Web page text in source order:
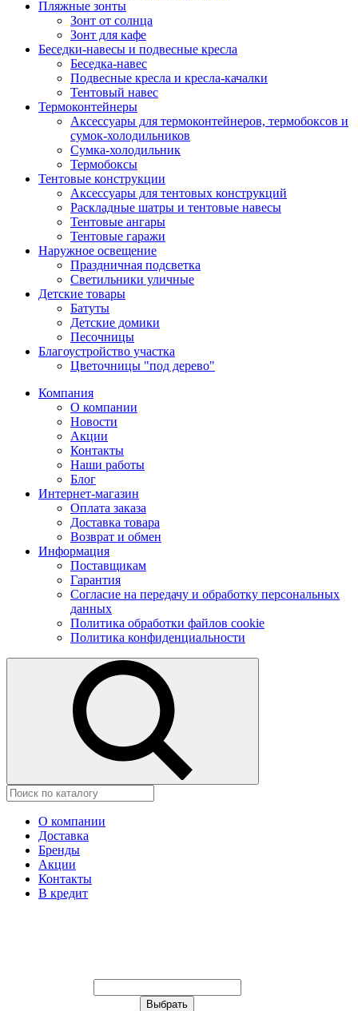
Пляжные зонты
Зонт от солнца
Зонт для кафе
Беседки-навесы и подвесные кресла
Беседка-навес
Подвесные кресла и кресла-качалки
Тентовый навес
Термоконтейнеры
Аксессуары для термоконтейнеров, термобоксов и
сумок-холодильников
Сумка-холодильник
Термобоксы
Тентовые конструкции
Аксессуары для тентовых конструкций
Раскладные шатры и тентовые навесы
Тентовые ангары
Тентовые гаражи
Наружное освещение
Праздничная подсветка
Светильники уличные
Детские товары
Батуты
Детские домики
Песочницы
Благоустройство участка
Цветочницы "под дерево"
Компания
О компании
Новости
Акции
Контакты
Наши работы
Блог
Интернет-магазин
Оплата заказа
Доставка товара
Возврат и обмен
Информация
Поставщикам
Гарантия
Согласие на передачу и обработку персональных
данных
Политика обработки файлов cookie
Политика конфиденциальности
О компании
Доставка
Бренды
Акции
Контакты
В кредит